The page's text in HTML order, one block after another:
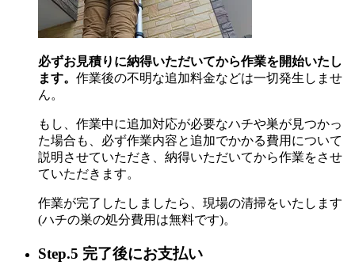
必ずお見積りに納得いただいてから作業を開始いたし
ます。 作業後の不明な追加料金などは一切発生しませ
ん。
もし、作業中に追加対応が必要なハチや巣が見つかっ
た場合も、必ず作業内容と追加でかかる費用について
説明させていただき、納得いただいてから作業をさせ
ていただきます。
作業が完了したしましたら、現場の清掃をいたします
(ハチの巣の処分費用は無料です)。
Step.5 完了後にお支払い